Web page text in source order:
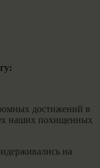
достижений в
наших похищенных
на